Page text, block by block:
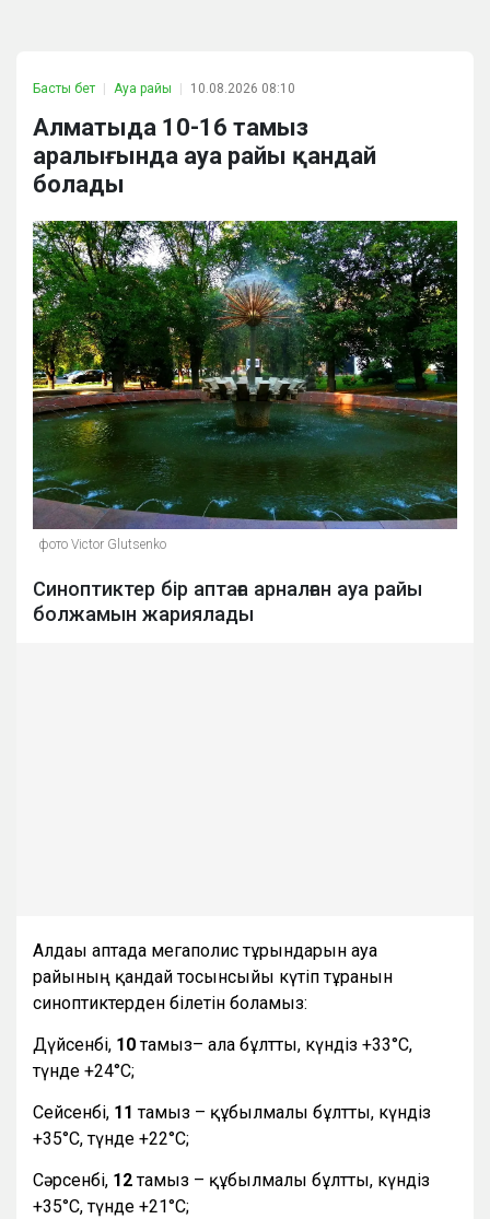
Басты бет Ауа райы 10.08.2026 08:10
Алматыда 10-16 тамыз
аралығында ауа райы қандай
болады
фото Victor Glutsenko
Синоптиктер бір аптаға арналған ауа райы
болжамын жариялады
Алдағы аптада мегаполис тұрғындарын ауа
райының қандай тосынсыйы күтіп тұрғанын
синоптиктерден білетін боламыз:
Дүйсенбі, 10тамыз– ала бұлтты, күндіз +33°С,
түнде +24°С;
Сейсенбі, 11тамыз – құбылмалы бұлтты, күндіз
+35°С, түнде +22°С;
Сәрсенбі, 12тамыз – құбылмалы бұлтты, күндіз
+35°С, түнде +21°С;